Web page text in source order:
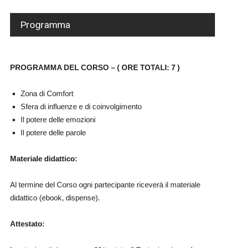
Programma
PROGRAMMA DEL CORSO – ( ORE TOTALI: 7 )
Zona di Comfort
Sfera di influenze e di coinvolgimento
Il potere delle emozioni
Il potere delle parole
Materiale didattico:
Al termine del Corso ogni partecipante riceverà il materiale
didattico (ebook, dispense).
Attestato: